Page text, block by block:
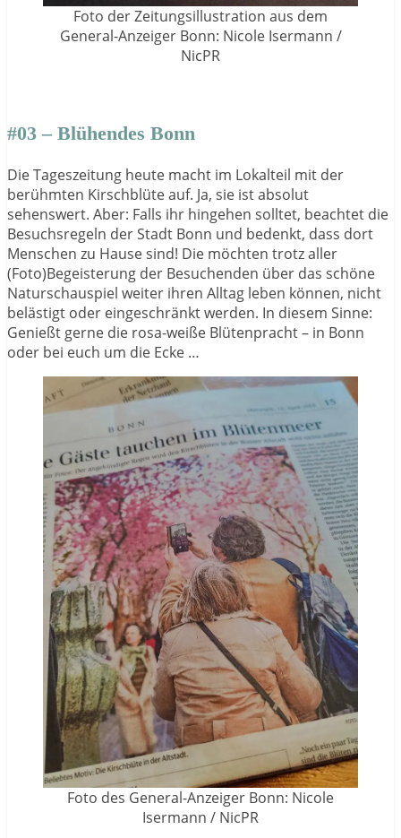
Foto der Zeitungsillustration aus dem
General-Anzeiger Bonn: Nicole Isermann /
NicPR
#03 – Blühendes Bonn
Die Tageszeitung heute macht im Lokalteil mit der
berühmten Kirschblüte auf. Ja, sie ist absolut
sehenswert. Aber: Falls ihr hingehen solltet, beachtet die
Besuchsregeln der Stadt Bonn und bedenkt, dass dort
Menschen zu Hause sind! Die möchten trotz aller
(Foto)Begeisterung der Besuchenden über das schöne
Naturschauspiel weiter ihren Alltag leben können, nicht
belästigt oder eingeschränkt werden. In diesem Sinne:
Genießt gerne die rosa-weiße Blütenpracht – in Bonn
oder bei euch um die Ecke …
Foto des General-Anzeiger Bonn: Nicole
Isermann / NicPR